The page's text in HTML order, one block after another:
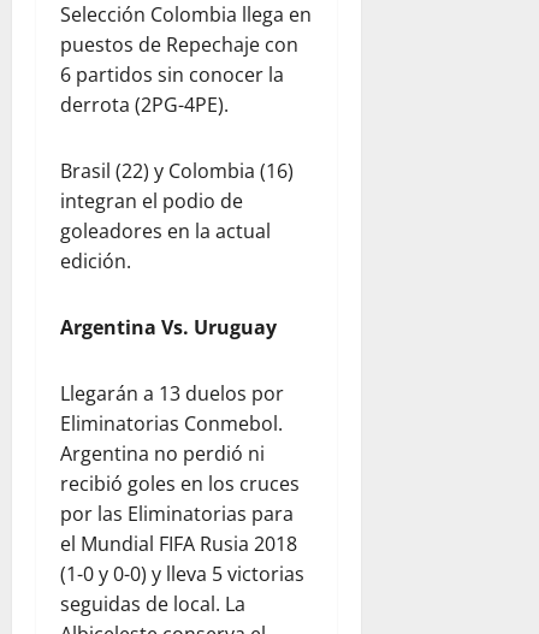
Selección Colombia llega en
puestos de Repechaje con
6 partidos sin conocer la
derrota (2PG-4PE).
Brasil (22) y Colombia (16)
integran el podio de
goleadores en la actual
edición.
Argentina Vs. Uruguay
Llegarán a 13 duelos por
Eliminatorias Conmebol.
Argentina no perdió ni
recibió goles en los cruces
por las Eliminatorias para
el Mundial FIFA Rusia 2018
(1-0 y 0-0) y lleva 5 victorias
seguidas de local. La